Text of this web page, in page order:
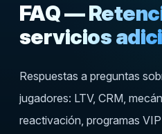
FAQ —
servicios
Respuestas a preguntas
jugadores: LTV, CRM,
reactivación, programas